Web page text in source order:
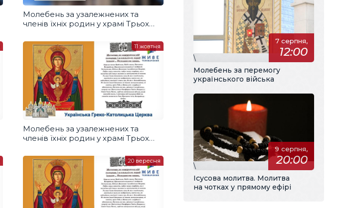
Молебень за узалежнених та
членів їхніх родин у храмі Трьох
01.11.2020
Молебень за узалежнених та
членів їхніх родин у храмі Трьох
10.10.2020
11 жовтня
20 вересня
7 серпня,
12:00
\
Молебень за перемогу
українського війська
9 серпня,
20:00
\
Ісусова молитва. Молитва
на чотках у прямому ефірі